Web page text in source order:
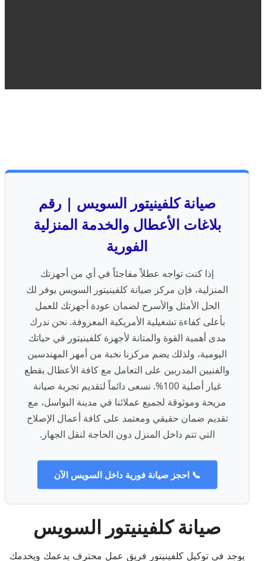
صيانة كلفينيتور السويس | رقم
بلاغات الأعطال والخدمة المنزلية
الفورية
إذا كنت تواجه عطلاً مفاجئاً في أي من أجهزتك
المنزلية، فإن مركز صيانة كلفينيتور السويس يوفر لك
الحل الأمثل والأسرح لضمان عودة أجهزتك للعمل
بأعلى كفاءة تشغيلية الأمريكية المعروفة. نحن ندرك
مدى أهمية القوة والمتانة لأجهزة كلفينيتور في حياتك
اليومية، ولذلك يضم مركزنا نخبة من أمهر المهندسين
والفنيين المدربين على التعامل مع كافة الأعطال بقطع
غيار أصلية 100%. نسعى دائماً لتقديم تجربة صيانة
مريحة وموثوقة لجميع عملائنا في مدينة البواسل، مع
تقديم ضمان حقيقي ومعتمد على كافة أعمال الإصلاح
التي تتم داخل المنزل دون الحاجة لنقل الجهاز.
📞 احجز صيانة فورية داخل السويس الآن
صيانة كلفينيتور السويس
يوجد فى توكيل كلفينيتور فريق عمل محترف يدعمك ويخدمك